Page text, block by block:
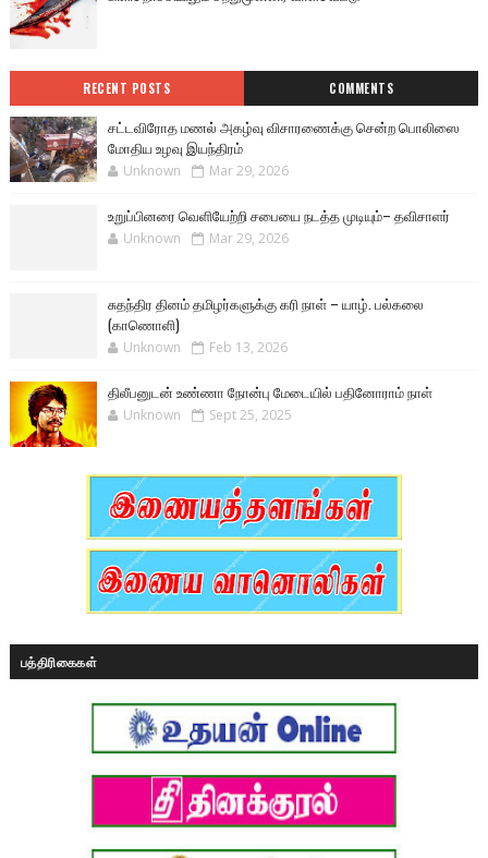
RECENT POSTS COMMENTS
சட்டவிரோத மணல் அகழ்வு விசாரணைக்கு சென்ற பொலிஸை
மோதிய உழவு இயந்திரம்
Unknown Mar 29, 2026
உறுப்பினரை வெளியேற்றி சபையை நடத்த முடியும்– தவிசாளர்
Unknown Mar 29, 2026
சுதந்திர தினம் தமிழர்களுக்கு கரி நாள் – யாழ். பல்கலை
(காணொளி)
Unknown Feb 13, 2026
திலீபனுடன் உண்ணா நோன்பு மேடையில் பதினோராம் நாள்
Unknown Sept 25, 2025
பத்திரிகைகள்